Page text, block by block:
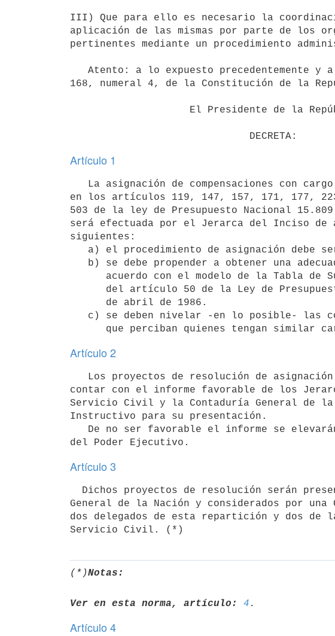
III) Que para ello es necesario la
aplicación de las mismas por parte de los
pertinentes mediante un procedimiento
168, numeral 4, de la Constitución de la
                              DECRETA:
Artículo 1
en los artículos 119, 147, 157, 171, 177,
503 de la ley de Presupuesto Nacional
será efectuada por el Jerarca del Inciso de
siguientes:
Artículo 2
contar con el informe favorable de los
Servicio Civil y la Contaduría General de
Instructivo para su presentación.
Artículo 3
General de la Nación y considerados por una
dos delegados de esta repartición y dos de
(*)Notas:
Ver en esta norma, artículo: 4
Artículo 4